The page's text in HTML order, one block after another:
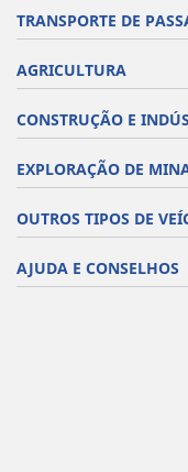
TRANSPORTE DE
AGRICULTURA
CONSTRUÇÃO E
EXPLORAÇÃO DE
OUTROS TIPOS DE
AJUDA E CONSELHOS